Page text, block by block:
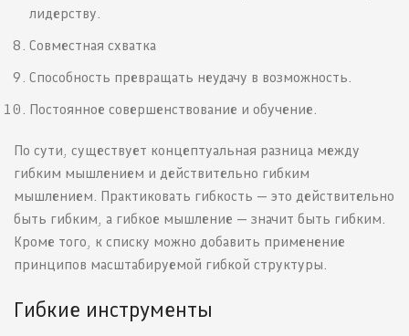
лидерству.
Совместная схватка
Способность превращать неудачу в возможность.
Постоянное совершенствование и обучение.
По сути, существует концептуальная разница между
гибким мышлением и действительно гибким
мышлением. Практиковать гибкость — это действительно
быть гибким, а гибкое мышление — значит быть гибким.
Кроме того, к списку можно добавить применение
принципов масштабируемой гибкой структуры.
Гибкие инструменты